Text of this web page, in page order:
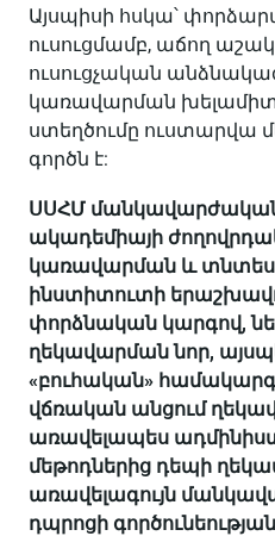
Այսպիսի հսկա՝
ուսուցմամբ, աճող
ուսուցչական
կառավարման
ստեղծումը ուստարվա
գործն է:
ՍՍՀՄ մանկավարժական
ակադեմիայի
կառավարման և
ինստիտուտի
փորձնական կարգով,
ղեկավարման նոր,
«բուհական»
վճռական անցում
առավելապես
մեթոդներից դեպի
առավելագույն
դպրոցի գործունեության